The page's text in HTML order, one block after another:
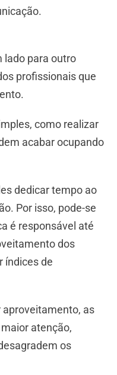
lado para outro
profissionais que
como realizar
acabar ocupando
dedicar tempo ao
Por isso, pode-se
é responsável até
dos
índices de
aproveitamento, as
atenção,
os